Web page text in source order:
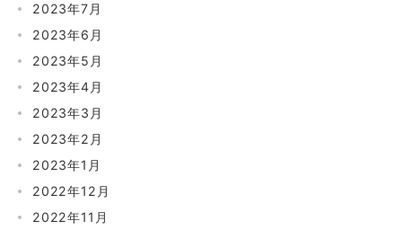
2023年7月
2023年6月
2023年5月
2023年4月
2023年3月
2023年2月
2023年1月
2022年12月
2022年11月